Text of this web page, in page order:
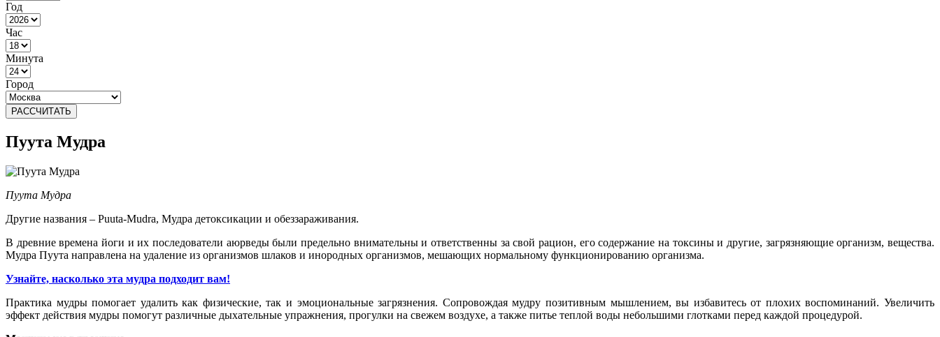
Год
Час
Минута
Город
РАССЧИТАТЬ
Пуута Мудра
Пуута Мудра
Другие названия – Puuta-Mudra, Мудра детоксикации и обеззараживания.
В древние времена йоги и их последователи аюрведы были предельно внимательны и ответственны за свой рацион, его содержание на токсины и другие, загрязняющие организм, вещества.
Мудра Пуута направлена на удаление из организмов шлаков и инородных организмов, мешающих нормальному функционированию организма.
Узнайте, насколько эта мудра подходит вам!
Практика мудры помогает удалить как физические, так и эмоциональные загрязнения. Сопровождая мудру позитивным мышлением, вы избавитесь от плохих воспоминаний. Увеличить
эффект действия мудры помогут различные дыхательные упражнения, прогулки на свежем воздухе, а также питье теплой воды небольшими глотками перед каждой процедурой.